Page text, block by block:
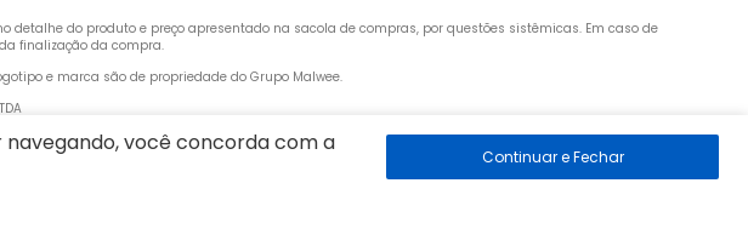
detalhe do produto e preço apresentado na sacola de compras, por questões sistêmicas. Em caso de
finalização da compra.
e marca são de propriedade do Grupo Malwee.
Cerro, Jaraguá do Sul - SC, 89260-500
você concorda com a